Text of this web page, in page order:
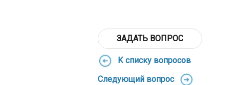
ЗАДАТЬ ВОПРОС
К списку вопросов
Следующий вопрос